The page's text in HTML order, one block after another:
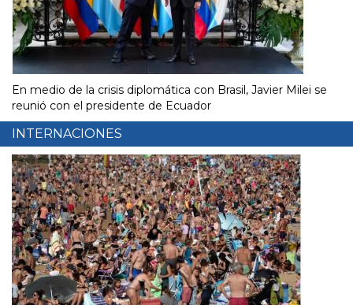
En medio de la crisis diplomática con Brasil, Javier Milei se
reunió con el presidente de Ecuador
INTERNACIONES